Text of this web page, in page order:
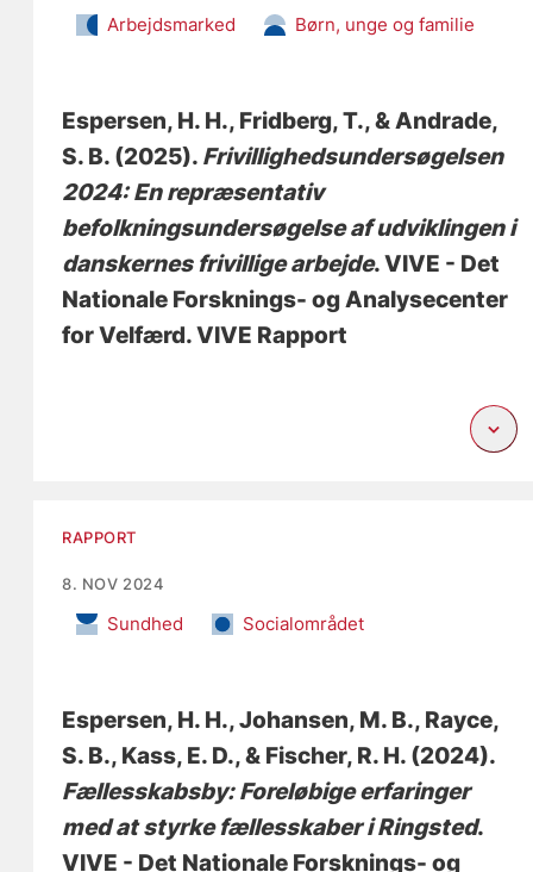
Arbejdsmarked Børn, unge og familie
Espersen, H. H., Fridberg, T., & Andrade,
S. B. (2025). Frivillighedsundersøgelsen
2024: En repræsentativ
befolkningsundersøgelse af udviklingen i
danskernes frivillige arbejde. VIVE - Det
Nationale Forsknings- og Analysecenter
for Velfærd. VIVE Rapport
RAPPORT
8. NOV 2024
Sundhed Socialområdet
Espersen, H. H., Johansen, M. B., Rayce,
S. B., Kass, E. D., & Fischer, R. H. (2024).
Fællesskabsby: Foreløbige erfaringer
med at styrke fællesskaber i Ringsted.
VIVE - Det Nationale Forsknings- og